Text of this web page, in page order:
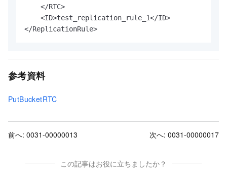
    </RTC>
    <ID>test_replication_rule_1</ID>
</ReplicationRule>
参考資料
PutBucketRTC
前へ: 0031-00000013 次へ: 0031-00000017
この記事はお役に立ちましたか？